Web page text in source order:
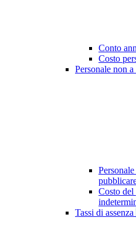
Conto
Costo
Personale non
Costo del
Tassi di assenza